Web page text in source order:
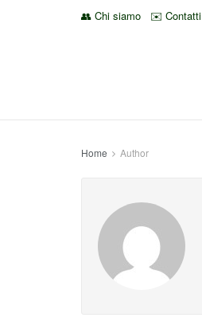
👥 Chi siamo ✉️ Contatti
Home Author